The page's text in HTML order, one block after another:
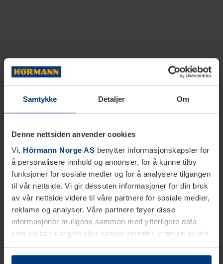
Samtykke Detaljer Om
Denne nettsiden anvender cookies
Vi, Hörmann Norge AS benytter informasjonskapsler for
å personalisere innhold og annonser, for å kunne tilby
funksjoner for sosiale medier og for å analysere tilgangen
til vår nettside. Vi gir dessuten informasjoner for din bruk
av vår nettside videre til våre partnere for sosiale medier,
reklame og analyser. Våre partnere føyer disse
informasjoner muligens sammen med ytterligere data
som du har klargjort eller samlet innenfor rammen av din
bruk av tjenestene.
Etter loven kan vi lagre informasjonskapsler på din